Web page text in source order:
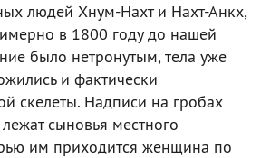
людей Хнум-Нахт и Нахт-Анкх,
в 1800 году до нашей
было нетронутым, тела уже
и фактически
скелеты. Надписи на гробах
лежат сыновья местного
им приходится женщина по